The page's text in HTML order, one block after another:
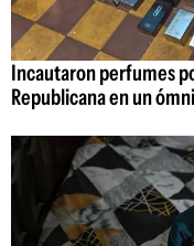
Incautaron perfumes
Republicana en un